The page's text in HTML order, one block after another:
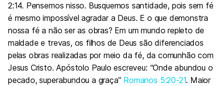
2:14. Pensemos nisso. Busquemos santidade, pois sem fé
é mesmo impossível agradar a Deus. E o que demonstra
nossa fé a não ser as obras? Em um mundo repleto de
maldade e trevas, os filhos de Deus são diferenciados
pelas obras realizadas por meio da fé, da comunhão com
Jesus Cristo. Apóstolo Paulo escreveu: “Onde abundou o
pecado, superabundou a graça” Romanos 5:20-21. Maior